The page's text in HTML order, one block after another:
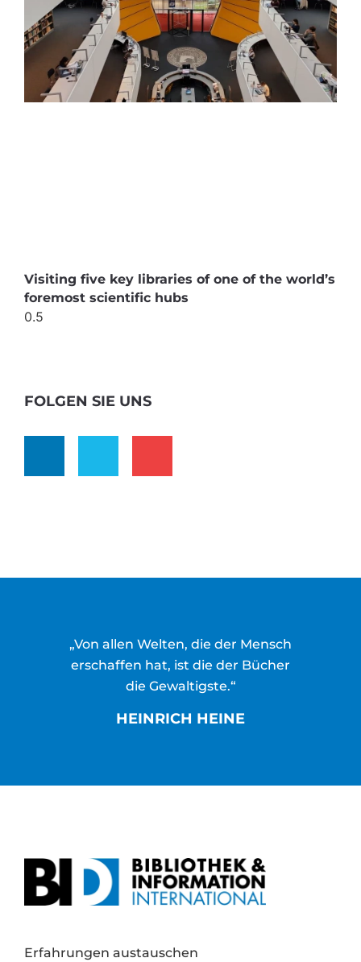
Visiting five key libraries of one of the world’s
foremost scientific hubs
FOLGEN SIE UNS
„Von allen Welten, die der Mensch
erschaffen hat, ist die der Bücher
die Gewaltigste.“
HEINRICH HEINE
Erfahrungen austauschen